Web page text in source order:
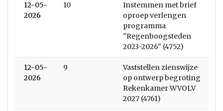
12-05-
2026
10
Instemmen met brief
oproep verlengen
programma
"Regenboogsteden
2023-2026" (4752)
12-05-
2026
9
Vaststellen zienswijze
op ontwerp begroting
Rekenkamer WVOLV
2027 (4761)